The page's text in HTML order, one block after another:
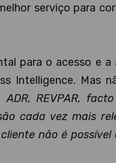
serviço para
para o acesso e a
Intelligence. Mas
REVPAR,
cada vez mais
não é possível